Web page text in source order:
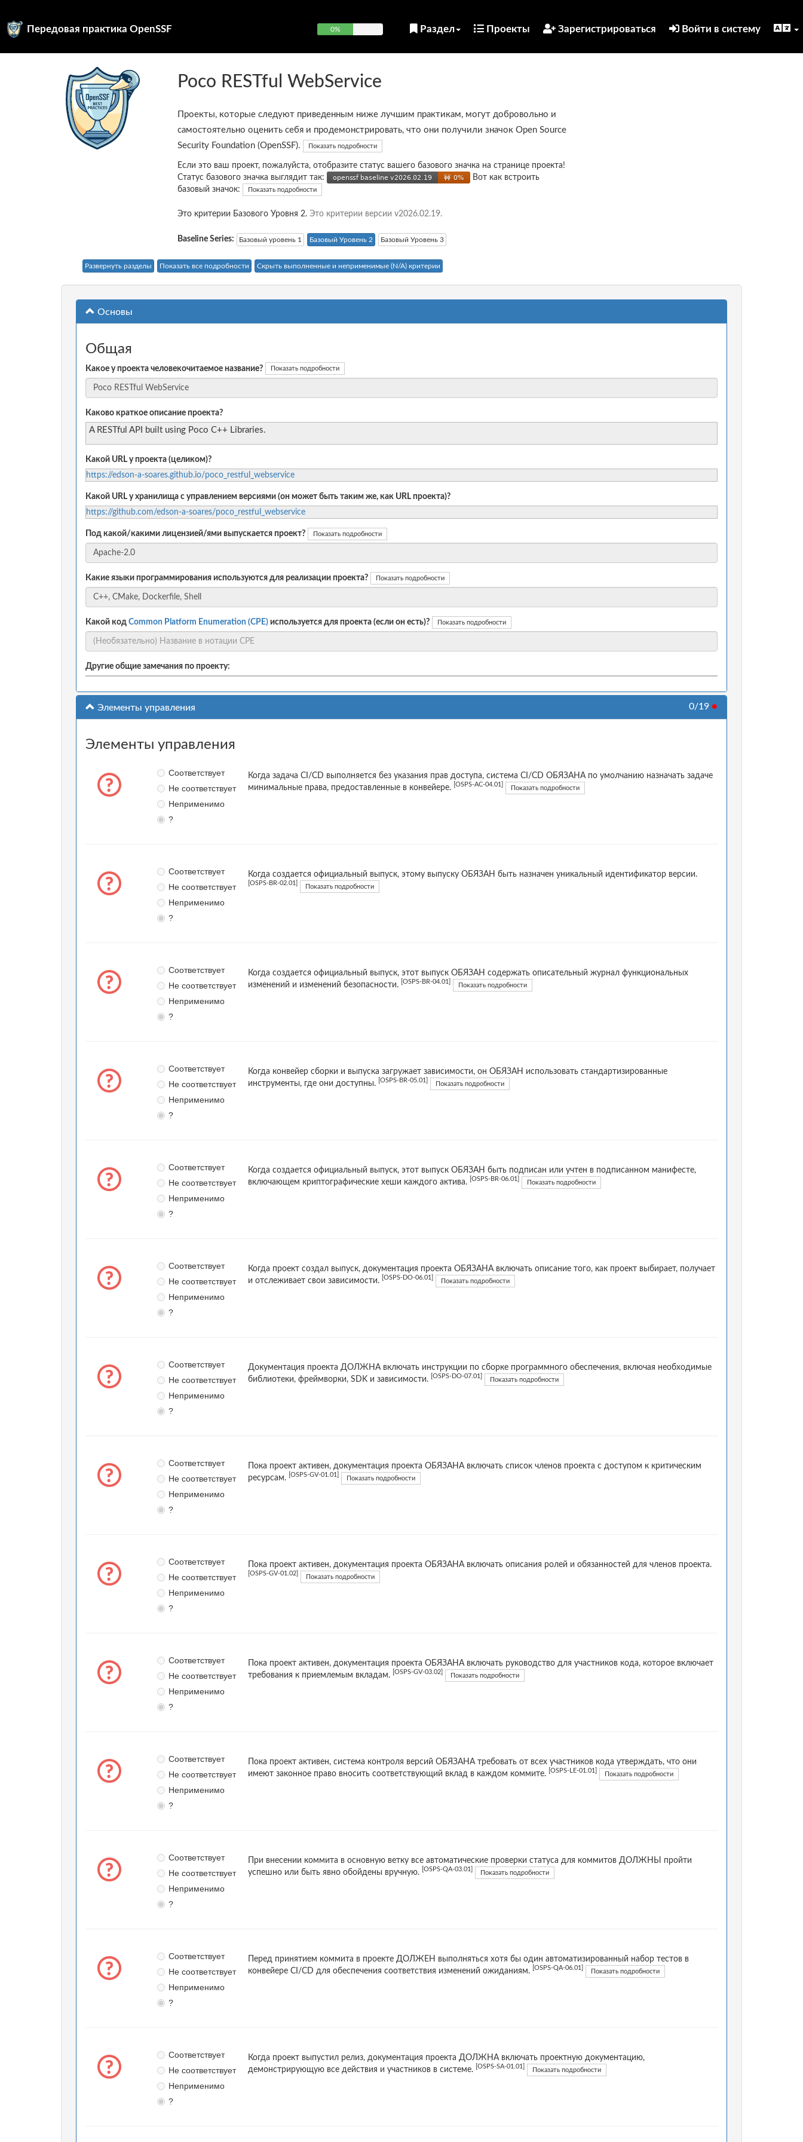
Передовая практика OpenSSF 0% Раздел Проекты Зарегистрироваться Войти в систему
Poco RESTful WebService
Проекты, которые следуют приведенным ниже лучшим практикам, могут добровольно и
самостоятельно оценить себя и продемонстрировать, что они получили значок Open Source
Security Foundation (OpenSSF).
Показать подробности
Если это ваш проект, пожалуйста, отобразите статус вашего базового значка на странице проекта!
Статус базового значка выглядит так:
Вот как встроить
базовый значок:
Показать подробности
Это критерии Базового Уровня 2. Это критерии версии v2026.02.19.
Baseline Series: Базовый уровень 1 Базовый Уровень 2 Базовый Уровень 3
Развернуть разделы Показать все подробности Скрыть выполненные и неприменимые (N/A) критерии
Основы
Общая
Какое у проекта человекочитаемое название? Показать подробности
Каково краткое описание проекта?
A RESTful API built using Poco C++ Libraries.
Какой URL у проекта (целиком)?
https://edson-a-soares.github.io/poco_restful_webservice
Какой URL у хранилища с управлением версиями (он может быть таким же, как URL проекта)?
https://github.com/edson-a-soares/poco_restful_webservice
Под какой/какими лицензией/ями выпускается проект? Показать подробности
Какие языки программирования используются для реализации проекта? Показать подробности
Какой код Common Platform Enumeration (CPE) используется для проекта (если он есть)? Показать подробности
Другие общие замечания по проекту:
Элементы управления 0/19 ●
Элементы управления
Соответствует
Не соответствует
Неприменимо
?
Когда задача CI/CD выполняется без указания прав доступа, система CI/CD ОБЯЗАНА по умолчанию назначать задаче
минимальные права, предоставленные в конвейере.
[OSPS-AC-04.01] Показать подробности
Соответствует
Не соответствует
Неприменимо
?
Когда создается официальный выпуск, этому выпуску ОБЯЗАН быть назначен уникальный идентификатор версии.
[OSPS-BR-02.01] Показать подробности
Соответствует
Не соответствует
Неприменимо
?
Когда создается официальный выпуск, этот выпуск ОБЯЗАН содержать описательный журнал функциональных
изменений и изменений безопасности.
[OSPS-BR-04.01] Показать подробности
Соответствует
Не соответствует
Неприменимо
?
Когда конвейер сборки и выпуска загружает зависимости, он ОБЯЗАН использовать стандартизированные
инструменты, где они доступны.
[OSPS-BR-05.01] Показать подробности
Соответствует
Не соответствует
Неприменимо
?
Когда создается официальный выпуск, этот выпуск ОБЯЗАН быть подписан или учтен в подписанном манифесте,
включающем криптографические хеши каждого актива.
[OSPS-BR-06.01] Показать подробности
Соответствует
Не соответствует
Неприменимо
?
Когда проект создал выпуск, документация проекта ОБЯЗАНА включать описание того, как проект выбирает, получает
и отслеживает свои зависимости.
[OSPS-DO-06.01] Показать подробности
Соответствует
Не соответствует
Неприменимо
?
Документация проекта ДОЛЖНА включать инструкции по сборке программного обеспечения, включая необходимые
библиотеки, фреймворки, SDK и зависимости.
[OSPS-DO-07.01] Показать подробности
Соответствует
Не соответствует
Неприменимо
?
Пока проект активен, документация проекта ОБЯЗАНА включать список членов проекта с доступом к критическим
ресурсам.
[OSPS-GV-01.01] Показать подробности
Соответствует
Не соответствует
Неприменимо
?
Пока проект активен, документация проекта ОБЯЗАНА включать описания ролей и обязанностей для членов проекта.
[OSPS-GV-01.02] Показать подробности
Соответствует
Не соответствует
Неприменимо
?
Пока проект активен, документация проекта ОБЯЗАНА включать руководство для участников кода, которое включает
требования к приемлемым вкладам.
[OSPS-GV-03.02] Показать подробности
Соответствует
Не соответствует
Неприменимо
?
Пока проект активен, система контроля версий ОБЯЗАНА требовать от всех участников кода утверждать, что они
имеют законное право вносить соответствующий вклад в каждом коммите.
[OSPS-LE-01.01] Показать подробности
Соответствует
Не соответствует
Неприменимо
?
При внесении коммита в основную ветку все автоматические проверки статуса для коммитов ДОЛЖНЫ пройти
успешно или быть явно обойдены вручную.
[OSPS-QA-03.01] Показать подробности
Соответствует
Не соответствует
Неприменимо
?
Перед принятием коммита в проекте ДОЛЖЕН выполняться хотя бы один автоматизированный набор тестов в
конвейере CI/CD для обеспечения соответствия изменений ожиданиям.
[OSPS-QA-06.01] Показать подробности
Соответствует
Не соответствует
Неприменимо
?
Когда проект выпустил релиз, документация проекта ДОЛЖНА включать проектную документацию,
демонстрирующую все действия и участников в системе.
[OSPS-SA-01.01] Показать подробности